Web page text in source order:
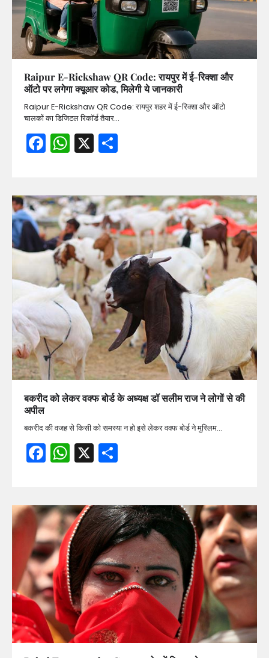
Raipur E-Rickshaw QR Code: रायपुर में ई-रिक्शा और
ऑटो पर लगेगा क्यूआर कोड, मिलेगी ये जानकारी
Raipur E-Rickshaw QR Code: रायपुर शहर में ई-रिक्शा और ऑटो
चालकों का डिजिटल रिकॉर्ड तैयार…
Facebook
WhatsApp
X
बकरीद को लेकर वक्फ बोर्ड के अध्यक्ष डॉ सलीम राज ने लोगों से की
अपील
बकरीद की वजह से किसी को समस्या न हो इसे लेकर वक्फ बोर्ड ने मुस्लिम…
Facebook
WhatsApp
X